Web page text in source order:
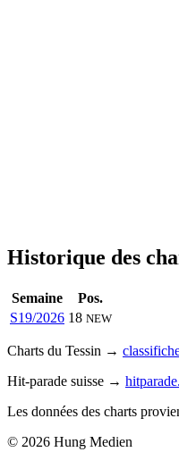
Historique des
Semaine
Pos.
S19/2026 18 NEW
Charts du Tessin →
Hit-parade suisse →
Les données des charts
© 2026 Hung Medien